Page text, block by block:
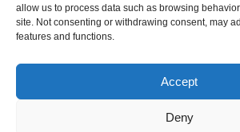
allow us to process data such as browsing
site. Not consenting or withdrawing consent, may
features and functions.
Accept
Deny